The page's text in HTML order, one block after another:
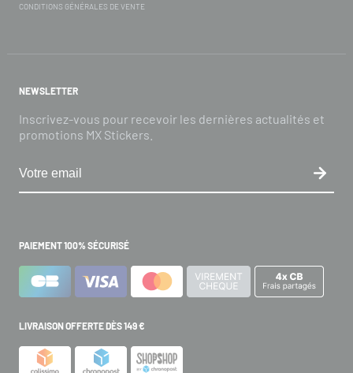
CONDITIONS GÉNÉRALES DE VENTE
NEWSLETTER
Inscrivez-vous pour recevoir les dernières actualités et
promotions MX Stickers.
PAIEMENT 100% SÉCURISÉ
LIVRAISON OFFERTE DÈS 149 €